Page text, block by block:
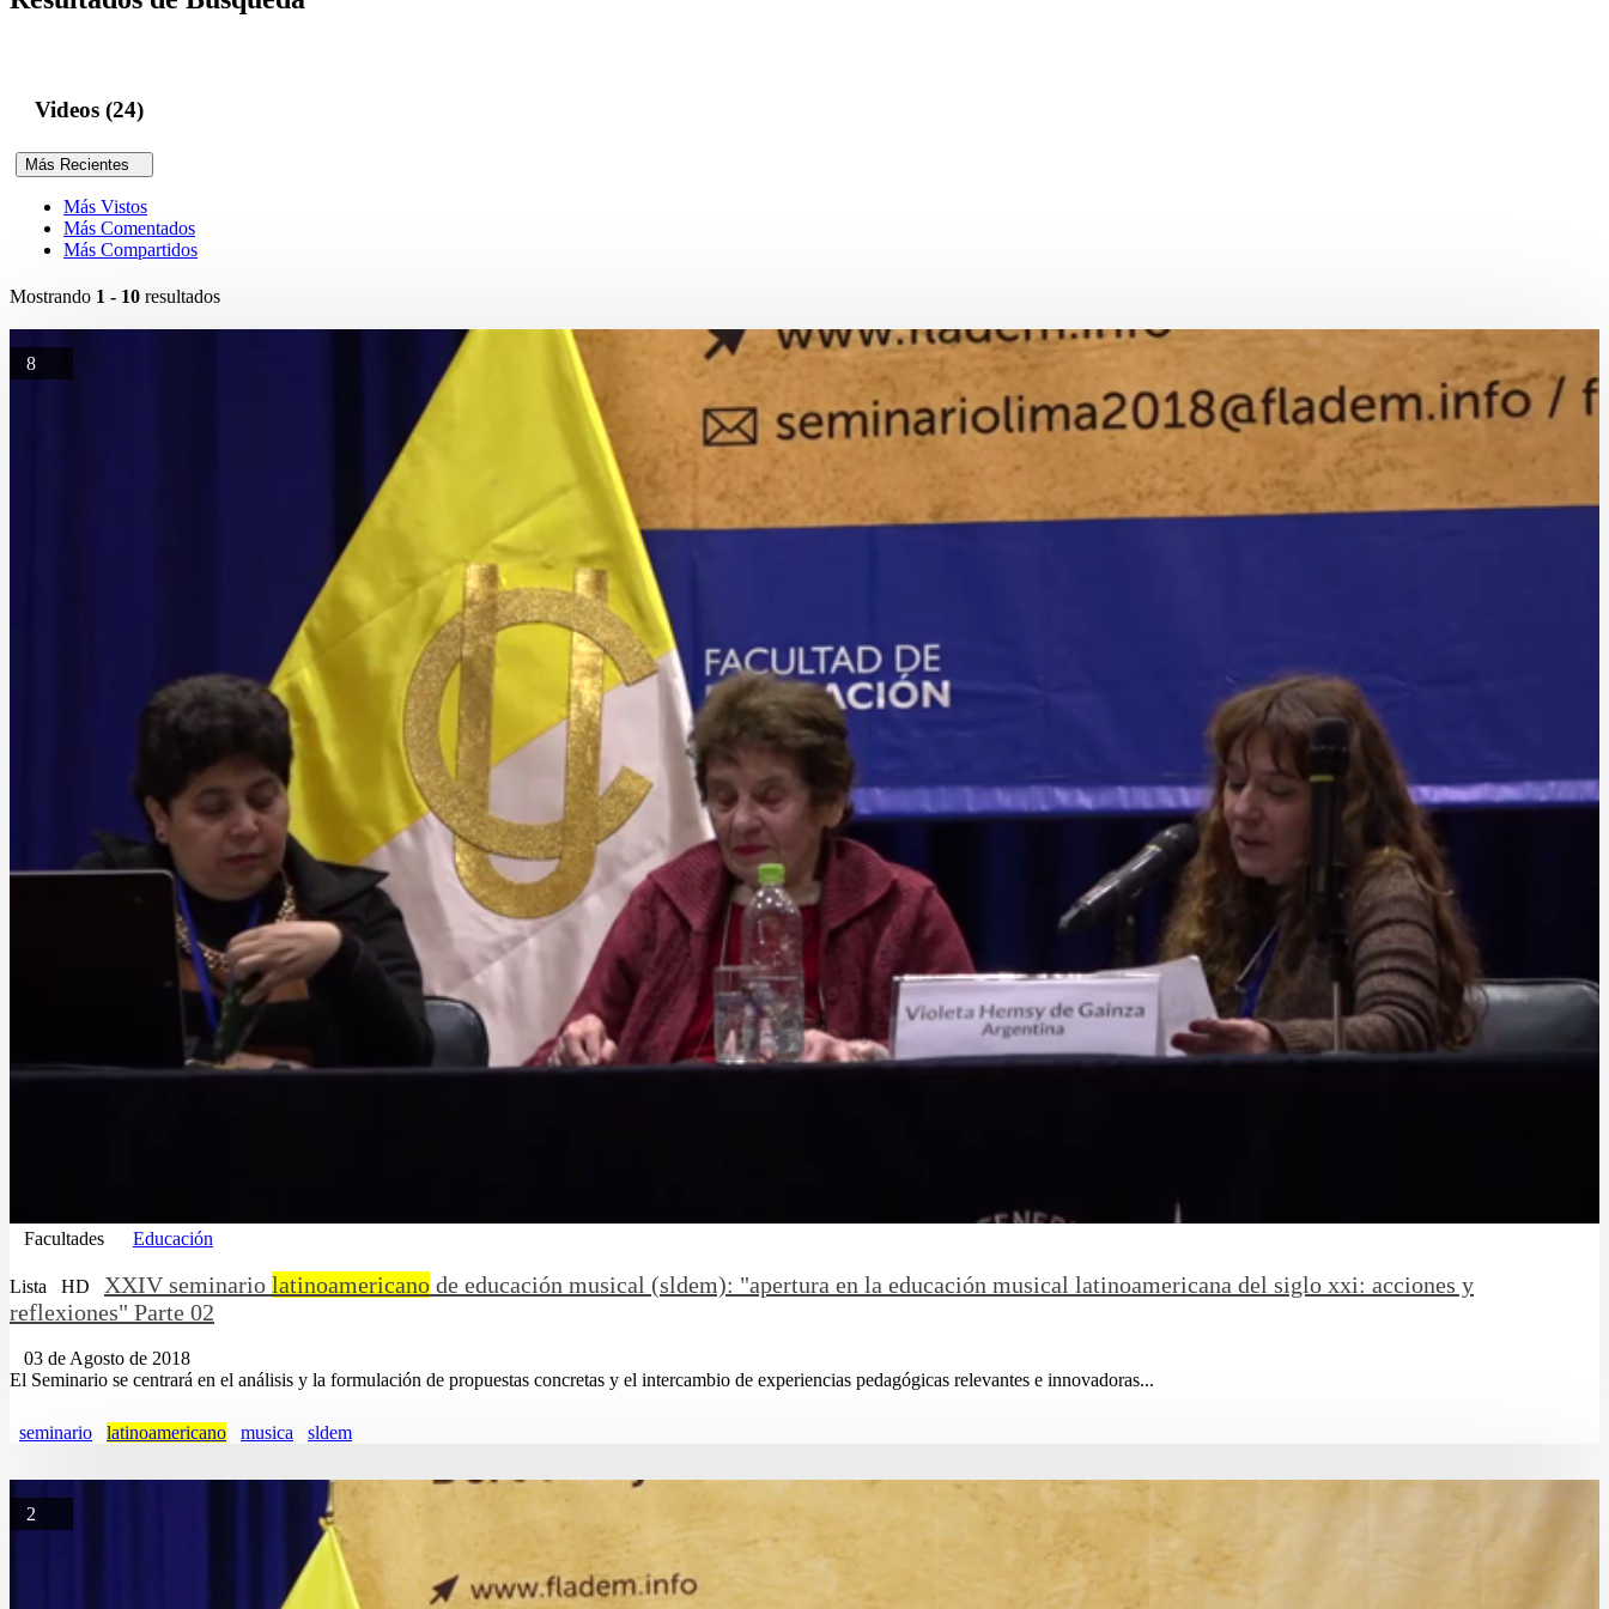
Videos (24)
Más Recientes
Más Vistos
Más Comentados
Más Compartidos
Mostrando 1 - 10 resultados
8
Facultades Educación
Lista HD XXIV seminario latinoamericano de educación musical (sldem): "apertura en la educación musical latinoamericana del siglo xxi: acciones y
reflexiones" Parte 02
03 de Agosto de 2018
El Seminario se centrará en el análisis y la formulación de propuestas concretas y el intercambio de experiencias pedagógicas relevantes e innovadoras...
seminario latinoamericano musica sldem
2